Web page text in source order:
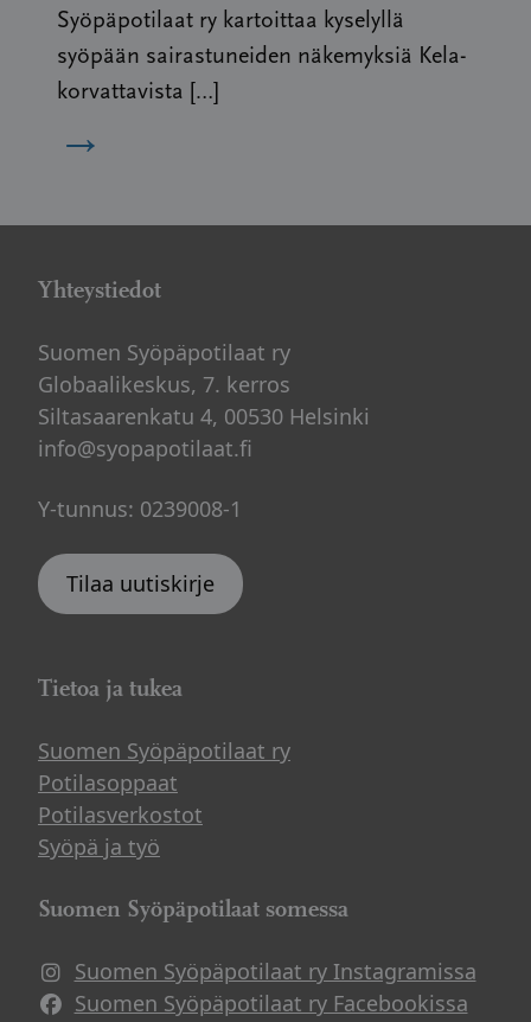
Syöpäpotilaat ry kartoittaa kyselyllä
syöpään sairastuneiden näkemyksiä Kela-
korvattavista […]
→
Yhteystiedot
Suomen Syöpäpotilaat ry
Globaalikeskus, 7. kerros
Siltasaarenkatu 4, 00530 Helsinki
info@syopapotilaat.fi
Y-tunnus: 0239008-1
Tilaa uutiskirje
Tietoa ja tukea
Suomen Syöpäpotilaat ry
Potilasoppaat
Potilasverkostot
Syöpä ja työ
Suomen Syöpäpotilaat somessa
Suomen Syöpäpotilaat ry Instagramissa
Suomen Syöpäpotilaat ry Facebookissa